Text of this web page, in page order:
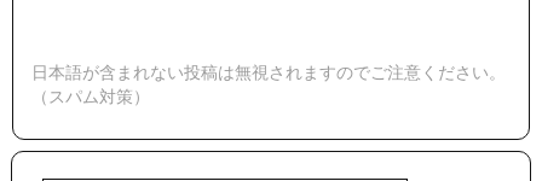
日本語が含まれない投稿は無視されますのでご注意ください。
（スパム対策）